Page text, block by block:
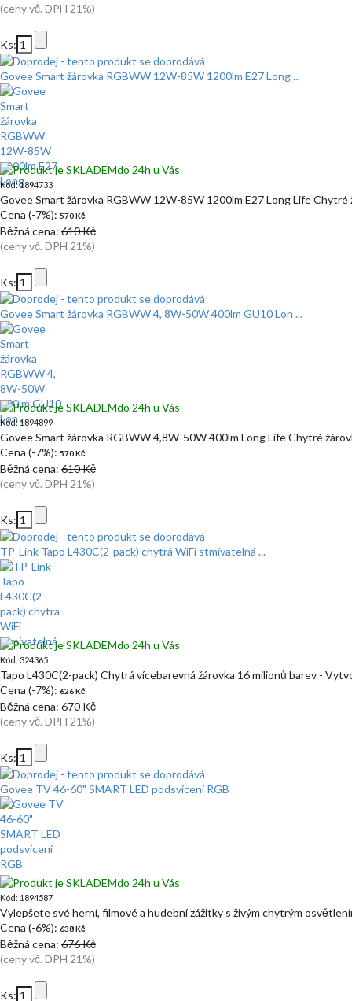
(ceny vč. DPH 21%)
Ks:
Govee Smart žárovka RGBWW 12W-85W 1200lm E27 Long ...
do 24h u Vás
Kód: 1894733
Govee Smart žárovka RGBWW 12W-85W 1200lm E27 Long Life
Cena (-7%): 570 Kč
Běžná cena: 610 Kč
(ceny vč. DPH 21%)
Ks:
Govee Smart žárovka RGBWW 4, 8W-50W 400lm GU10 Lon ...
do 24h u Vás
Kód: 1894899
Govee Smart žárovka RGBWW 4,8W-50W 400lm Long Life Chytré
Cena (-7%): 570 Kč
Běžná cena: 610 Kč
(ceny vč. DPH 21%)
Ks:
TP-Link Tapo L430C(2-pack) chytrá WiFi stmívatelná ...
do 24h u Vás
Kód: 324365
Tapo L430C(2-pack) Chytrá vícebarevná žárovka 16 milionů barev -
Cena (-7%): 626 Kč
Běžná cena: 670 Kč
(ceny vč. DPH 21%)
Ks:
Govee TV 46-60" SMART LED podsvícení RGB
do 24h u Vás
Kód: 1894587
Vylepšete své herní, filmové a hudební zážitky s živým chytrým
Cena (-6%): 638 Kč
Běžná cena: 676 Kč
(ceny vč. DPH 21%)
Ks: